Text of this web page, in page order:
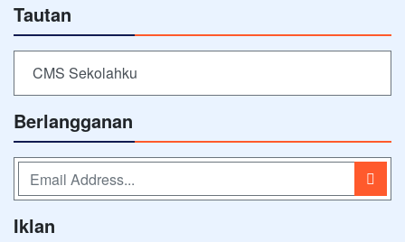
Tautan
CMS Sekolahku
Berlangganan
Iklan